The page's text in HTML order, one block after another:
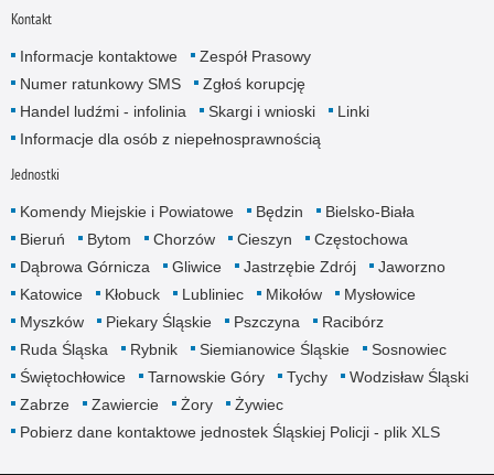
Kontakt
Informacje kontaktowe
Zespół Prasowy
Numer ratunkowy SMS
Zgłoś korupcję
Handel ludźmi - infolinia
Skargi i wnioski
Linki
Informacje dla osób z niepełnosprawnością
Jednostki
Komendy Miejskie i Powiatowe Będzin
Bielsko-Biała
Bieruń
Bytom Chorzów Cieszyn
Częstochowa
Dąbrowa Górnicza
Gliwice Jastrzębie Zdrój
Jaworzno
Katowice
Kłobuck Lubliniec Mikołów
Mysłowice
Myszków
Piekary Śląskie Pszczyna
Racibórz
Ruda Śląska
Rybnik Siemianowice Śląskie
Sosnowiec
Świętochłowice
Tarnowskie Góry Tychy
Wodzisław Śląski
Zabrze
Zawiercie Żory
Żywiec
Pobierz dane kontaktowe jednostek Śląskiej Policji - plik XLS